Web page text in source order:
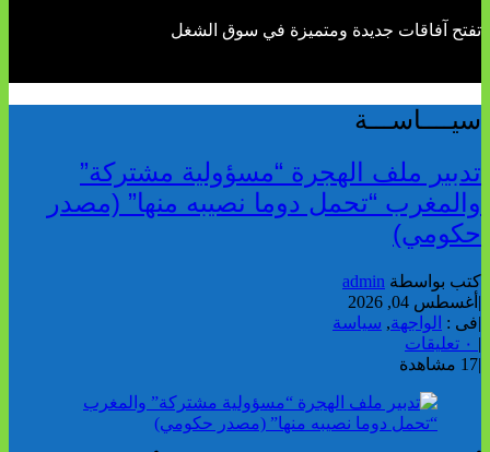
تفتح آفاقات جديدة ومتميزة في سوق الشغل
سيــــاســـة
تدبير ملف الهجرة “مسؤولية مشتركة”
والمغرب “تحمل دوما نصيبه منها” (مصدر
حكومي)
كتب بواسطة admin
| أغسطس 04, 2026
|فى : الواجهة, سياسة
|
|17 مشاهدة